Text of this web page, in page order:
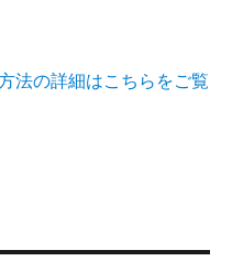
法の詳細はこちらをご覧